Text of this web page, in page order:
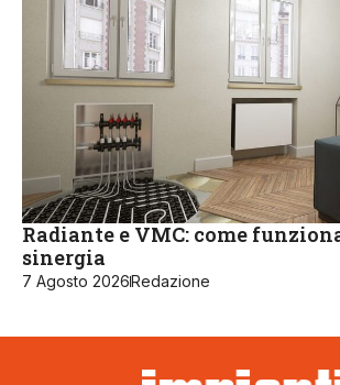
Radiante e VMC: come
sinergia
7 Agosto 2026Redazione